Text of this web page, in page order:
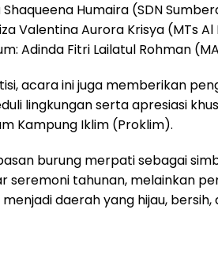
Shaqueena Humaira (SDN
Valentina Aurora Krisya (MTs
Adinda Fitri Lailatul Rohman
acara ini juga memberikan
lingkungan serta apresiasi
Kampung Iklim (Proklim).
burung merpati sebagai
seremoni tahunan, melainkan
daerah yang hijau,